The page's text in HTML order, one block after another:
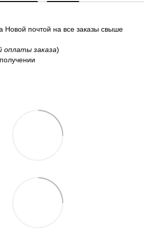
Новой почтой на все заказы свыше
оплаты заказа)